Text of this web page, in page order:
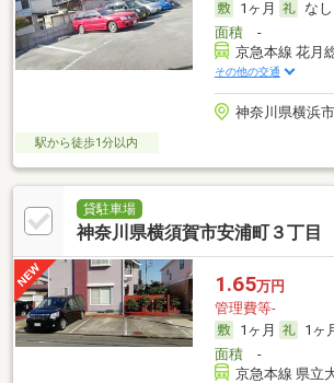
1ヶ月
なし
面積-
京急本線 花月
その他の交通
神奈川県横浜
駅から徒歩1分以内
貸駐車場
神奈川県横須賀市安浦町３丁目
1.65万円
管理費等-
1ヶ月
1ヶ
面積-
京急本線 県立